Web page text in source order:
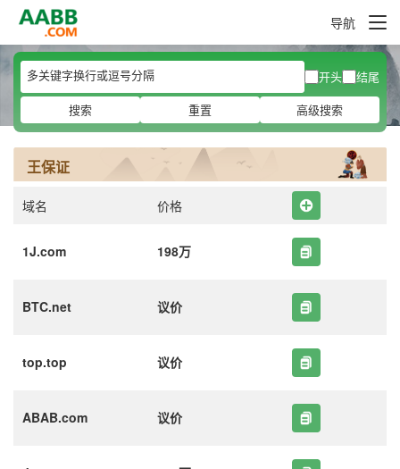
导航
开头
结尾
搜索
重置 高级搜索
王保证
域名 价格
1J.com 198万
BTC.net 议价
top.top 议价
ABAB.com 议价